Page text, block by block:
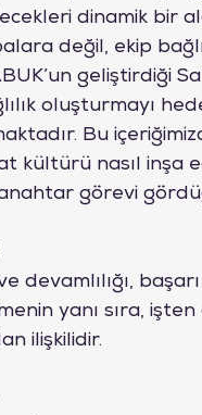
dinamik bir
değil, ekip
geliştirdiği
oluşturmayı
Bu
kültürü nasıl inşa
görevi
yanı sıra, işten
ilişkilidir.